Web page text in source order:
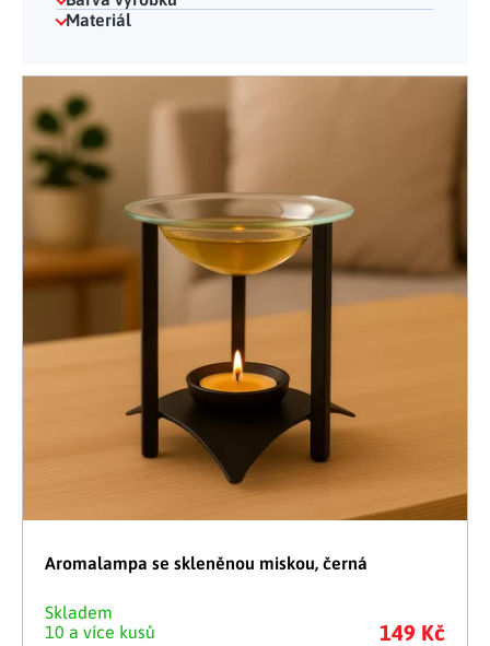
Materiál
Výpis produktů
Aromalampa se skleněnou miskou, černá
Skladem
10 a více kusů
149 Kč